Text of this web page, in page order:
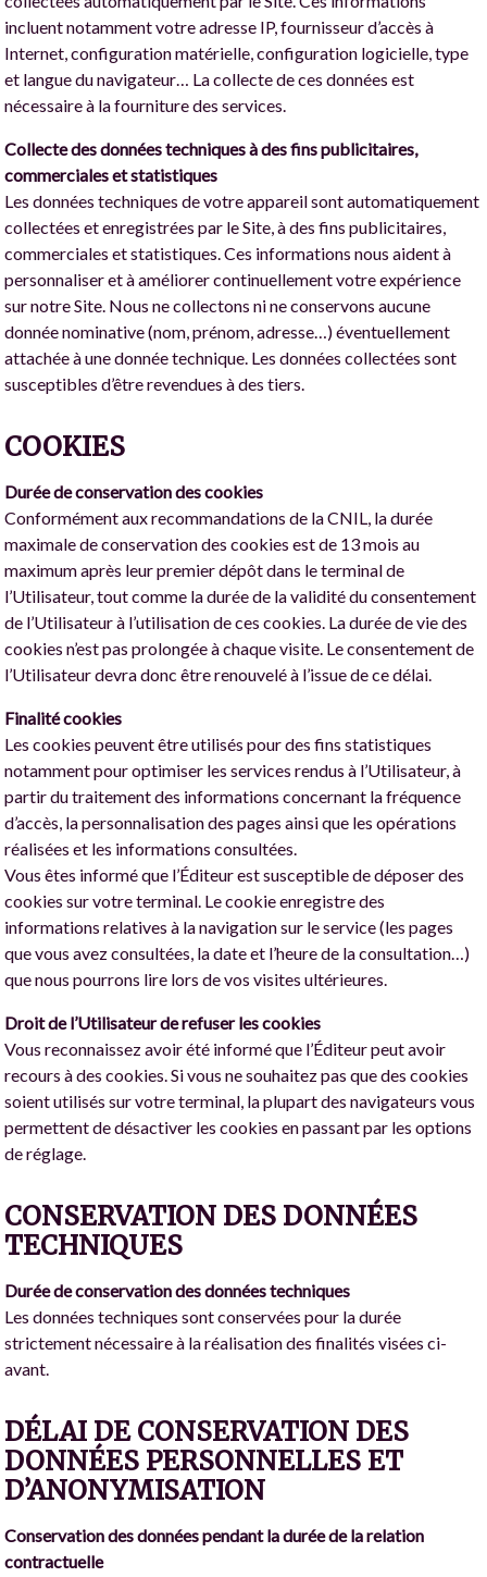
incluent notamment votre adresse IP, fournisseur d’accès à
Internet, configuration matérielle, configuration logicielle, type
et langue du navigateur… La collecte de ces données est
nécessaire à la fourniture des services.
Collecte des données techniques à des fins publicitaires,
commerciales et statistiques
Les données techniques de votre appareil sont automatiquement
collectées et enregistrées par le Site, à des fins publicitaires,
commerciales et statistiques. Ces informations nous aident à
personnaliser et à améliorer continuellement votre expérience
sur notre Site. Nous ne collectons ni ne conservons aucune
donnée nominative (nom, prénom, adresse…) éventuellement
attachée à une donnée technique. Les données collectées sont
susceptibles d’être revendues à des tiers.
COOKIES
Durée de conservation des cookies
Conformément aux recommandations de la CNIL, la durée
maximale de conservation des cookies est de 13 mois au
maximum après leur premier dépôt dans le terminal de
l’Utilisateur, tout comme la durée de la validité du consentement
de l’Utilisateur à l’utilisation de ces cookies. La durée de vie des
cookies n’est pas prolongée à chaque visite. Le consentement de
l’Utilisateur devra donc être renouvelé à l’issue de ce délai.
Finalité cookies
Les cookies peuvent être utilisés pour des fins statistiques
notamment pour optimiser les services rendus à l’Utilisateur, à
partir du traitement des informations concernant la fréquence
d’accès, la personnalisation des pages ainsi que les opérations
réalisées et les informations consultées.
Vous êtes informé que l’Éditeur est susceptible de déposer des
cookies sur votre terminal. Le cookie enregistre des
informations relatives à la navigation sur le service (les pages
que vous avez consultées, la date et l’heure de la consultation…)
que nous pourrons lire lors de vos visites ultérieures.
Droit de l’Utilisateur de refuser les cookies
Vous reconnaissez avoir été informé que l’Éditeur peut avoir
recours à des cookies. Si vous ne souhaitez pas que des cookies
soient utilisés sur votre terminal, la plupart des navigateurs vous
permettent de désactiver les cookies en passant par les options
de réglage.
CONSERVATION DES DONNÉES
TECHNIQUES
Durée de conservation des données techniques
Les données techniques sont conservées pour la durée
strictement nécessaire à la réalisation des finalités visées ci-
avant.
DÉLAI DE CONSERVATION DES
DONNÉES PERSONNELLES ET
D’ANONYMISATION
Conservation des données pendant la durée de la relation
contractuelle